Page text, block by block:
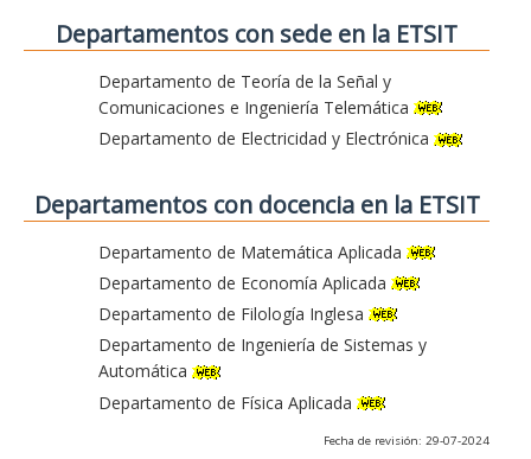
Departamentos con sede en la ETSIT
Departamento de Teoría de la Señal y
Comunicaciones e Ingeniería Telemática
Departamento de Electricidad y Electrónica
Departamentos con docencia en la ETSIT
Departamento de Matemática Aplicada
Departamento de Economía Aplicada
Departamento de Filología Inglesa
Departamento de Ingeniería de Sistemas y
Automática
Departamento de Física Aplicada
Fecha de revisión: 29-07-2024